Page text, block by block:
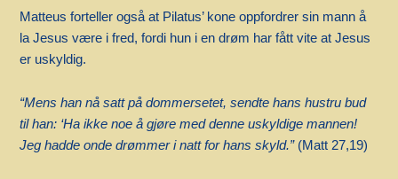
Matteus forteller også at Pilatus’ kone oppfordrer sin mann å
la Jesus være i fred, fordi hun i en drøm har fått vite at Jesus
er uskyldig.
“Mens han nå satt på dommersetet, sendte hans hustru bud
til han: ‘Ha ikke noe å gjøre med denne uskyldige mannen!
Jeg hadde onde drømmer i natt for hans skyld.” (Matt 27,19)